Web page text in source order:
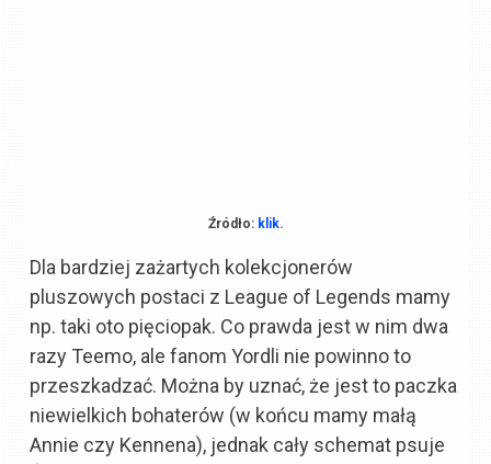
Źródło: klik.
Dla bardziej zażartych kolekcjonerów
pluszowych postaci z League of Legends mamy
np. taki oto pięciopak. Co prawda jest w nim dwa
razy Teemo, ale fanom Yordli nie powinno to
przeszkadzać. Można by uznać, że jest to paczka
niewielkich bohaterów (w końcu mamy małą
Annie czy Kennena), jednak cały schemat psuje